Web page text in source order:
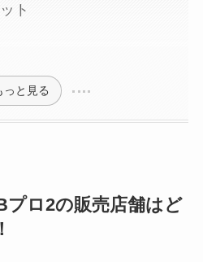
ト
っと見る
プロ2の販売店舗はど